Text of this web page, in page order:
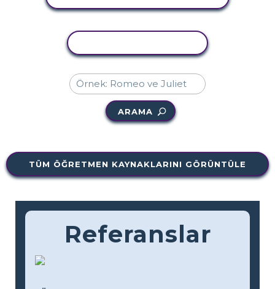
ARAMA
TÜM ÖĞRETMEN KAYNAKLARINI GÖRÜNTÜLE
Referanslar